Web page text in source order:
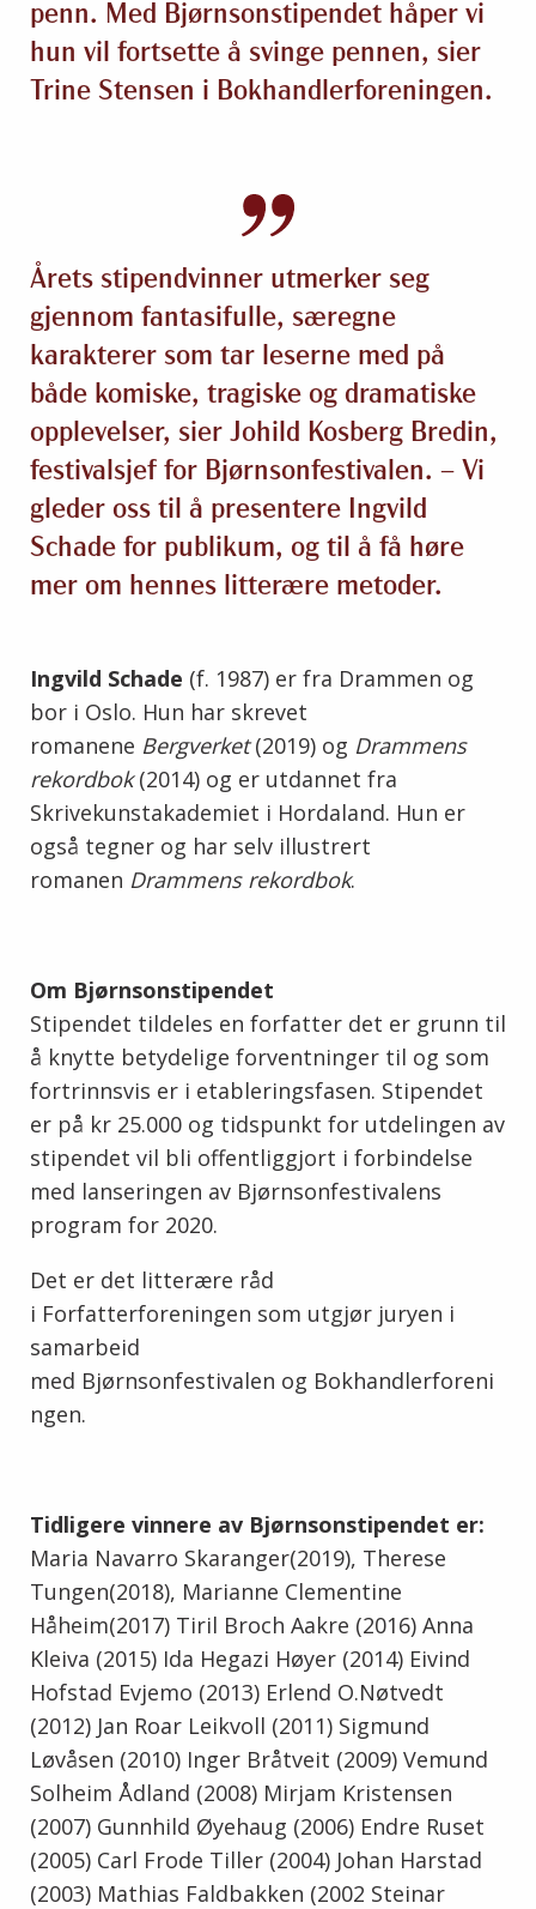
penn. Med Bjørnsonstipendet håper vi
hun vil fortsette å svinge pennen, sier
Trine Stensen i Bokhandlerforeningen.
Årets stipendvinner utmerker seg
gjennom fantasifulle, særegne
karakterer som tar leserne med på
både komiske, tragiske og dramatiske
opplevelser, sier Johild Kosberg Bredin,
festivalsjef for Bjørnsonfestivalen. – Vi
gleder oss til å presentere Ingvild
Schade for publikum, og til å få høre
mer om hennes litterære metoder.
Ingvild Schade (f. 1987) er fra Drammen og
bor i Oslo. Hun har skrevet
romanene Bergverket(2019) og Drammens
rekordbok(2014) og er utdannet fra
Skrivekunstakademiet i Hordaland. Hun er
også tegner og har selv illustrert
romanen Drammens rekordbok.
Om Bjørnsonstipendet
Stipendet tildeles en forfatter det er grunn til
å knytte betydelige forventninger til og som
fortrinnsvis er i etableringsfasen. Stipendet
er på kr 25.000 og tidspunkt for utdelingen av
stipendet vil bli offentliggjort i forbindelse
med lanseringen av Bjørnsonfestivalens
program for 2020.
Det er det litterære råd
i Forfatterforeningen som utgjør juryen i
samarbeid
med Bjørnsonfestivalen og Bokhandlerforeni
ngen.
Tidligere vinnere av Bjørnsonstipendet er:
Maria Navarro Skaranger(2019), Therese
Tungen(2018), Marianne Clementine
Håheim(2017) Tiril Broch Aakre (2016) Anna
Kleiva (2015) Ida Hegazi Høyer (2014) Eivind
Hofstad Evjemo (2013) Erlend O.Nøtvedt
(2012) Jan Roar Leikvoll (2011) Sigmund
Løvåsen (2010) Inger Bråtveit (2009) Vemund
Solheim Ådland (2008) Mirjam Kristensen
(2007) Gunnhild Øyehaug (2006) Endre Ruset
(2005) Carl Frode Tiller (2004) Johan Harstad
(2003) Mathias Faldbakken (2002 Steinar